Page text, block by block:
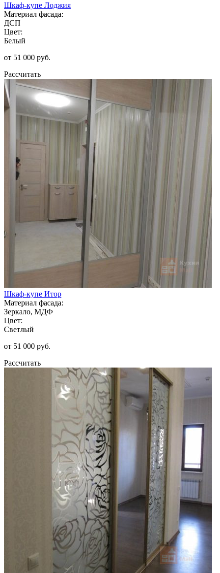
Шкаф-купе Лоджия
Материал фасада:
ДСП
Цвет:
Белый
от 51 000 руб.
Рассчитать
Шкаф-купе Итор
Материал фасада:
Зеркало, МДФ
Цвет:
Светлый
от 51 000 руб.
Рассчитать